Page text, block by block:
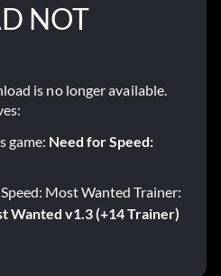
NOT
is no longer available.
game: Need for Speed:
Most Wanted Trainer:
Wanted v1.3 (+14 Trainer)